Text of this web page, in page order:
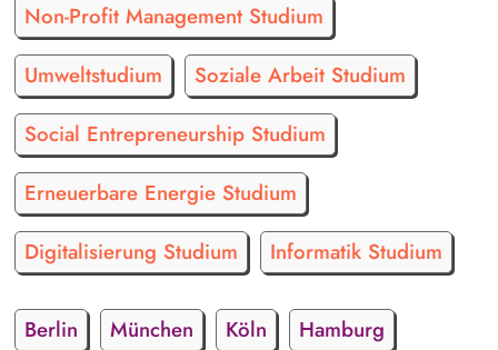
Non-Profit Management Studium
Umweltstudium
Soziale Arbeit Studium
Social Entrepreneurship Studium
Erneuerbare Energie Studium
Digitalisierung Studium
Informatik Studium
Berlin München Köln
Hamburg